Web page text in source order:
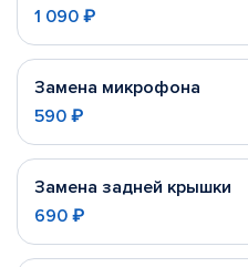
1 090 ₽
Замена микрофона
590 ₽
Замена задней крышки
690 ₽